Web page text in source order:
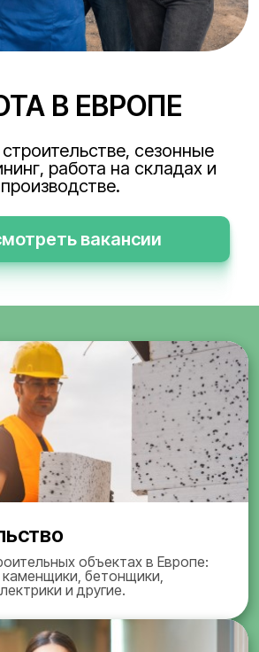
В ЕВРОПЕ
сезонные
работа на складах и
производстве.
вакансии
объектах в Европе:
каменщики, бетонщики,
и другие.